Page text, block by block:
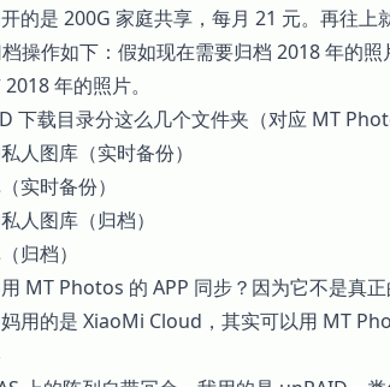
的是 200G 家庭共享，每月 21 元。再往上
操作如下：假如现在需要归档 2018 年的
年的照片。
下载目录分这么几个文件夹（对应 MT
人图库（实时备份）
实时备份）
人图库（归档）
归档）
MT Photos 的 APP 同步？因为它不是真
用的是 XiaoMi Cloud，其实可以用 MT